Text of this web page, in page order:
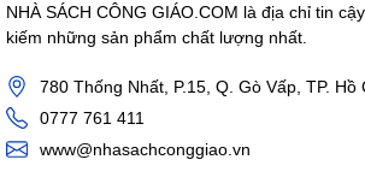
NHÀ SÁCH CÔNG GIÁO.COM là địa chỉ tin
kiếm những sản phẩm chất lượng nhất.
780 Thống Nhất, P.15, Q. Gò Vấp, TP. Hồ
0777 761 411
www@nhasachconggiao.vn